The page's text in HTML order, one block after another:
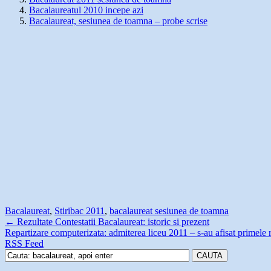
Bacalaureatul 2010 incepe azi
Bacalaureat, sesiunea de toamna – probe scrise
Bacalaureat, Stiribac 2011 , bacalaureat sesiunea de toamna
← Rezultate Contestatii Bacalaureat: istoric si prezent
Repartizare computerizata: admiterea liceu 2011 – s-au afisat primele
RSS Feed